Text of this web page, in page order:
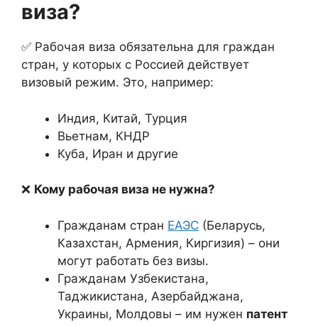
виза?
✅ Рабочая виза обязательна для граждан
стран, у которых с Россией действует
визовый режим. Это, например:
Индия, Китай, Турция
Вьетнам, КНДР
Куба, Иран и другие
❌ Кому рабочая виза не нужна?
Гражданам стран ЕАЭС (Беларусь,
Казахстан, Армения, Киргизия) – они
могут работать без визы.
Гражданам Узбекистана,
Таджикистана, Азербайджана,
Украины, Молдовы – им нужен патент